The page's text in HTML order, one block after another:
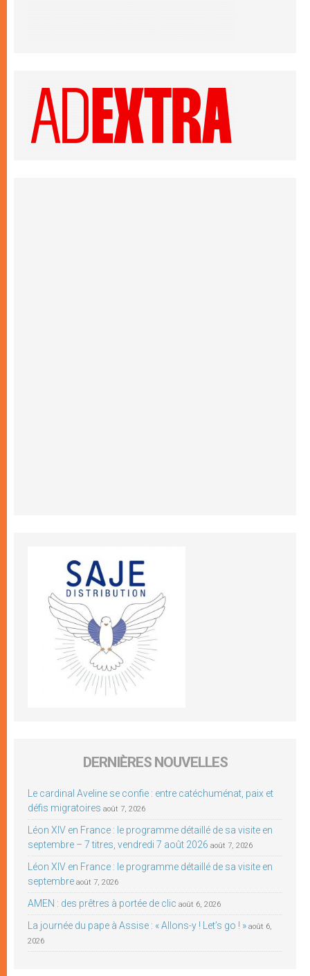
DERNIÈRES NOUVELLES
Le cardinal Aveline se confie : entre catéchuménat, paix et
défis migratoires août 7, 2026
Léon XIV en France : le programme détaillé de sa visite en
septembre – 7 titres, vendredi 7 août 2026 août 7, 2026
Léon XIV en France : le programme détaillé de sa visite en
septembre août 7, 2026
AMEN : des prêtres à portée de clic août 6, 2026
La journée du pape à Assise : « Allons-y ! Let’s go ! » août 6,
2026